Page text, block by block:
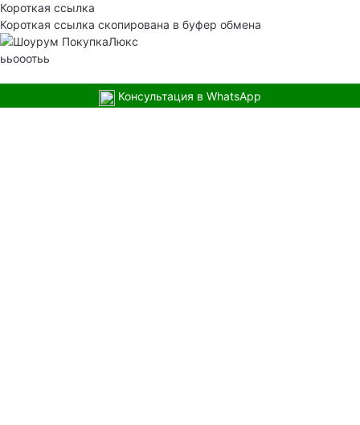
Короткая ссылка
Короткая ссылка скопирована в буфер обмена
ььооотьь
Консультация в WhatsApp